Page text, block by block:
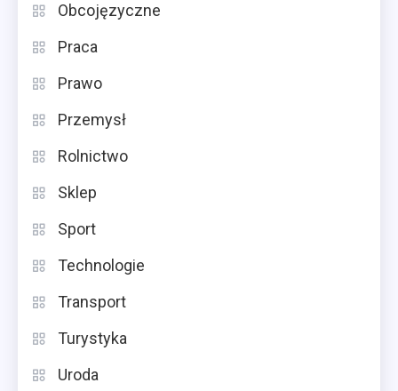
Obcojęzyczne
Praca
Prawo
Przemysł
Rolnictwo
Sklep
Sport
Technologie
Transport
Turystyka
Uroda